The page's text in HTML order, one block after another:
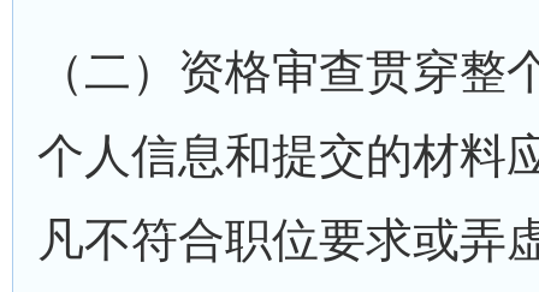
（二）资格审查贯穿
个人信息和提交的材料
凡不符合职位要求或弄